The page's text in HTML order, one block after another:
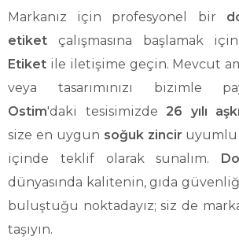
Markanız için profesyonel bir
etiket çalışmasına başlamak
Etiket ile iletişime geçin. Mevcut
veya tasarımınızı bizimle
Ostim'daki tesisimizde26 yılı
size en uygun soğuk zincir uyumlu
içinde teklif olarak sunalım.
dünyasında kalitenin, gıda
buluştuğu noktadayız; siz de
taşıyın.